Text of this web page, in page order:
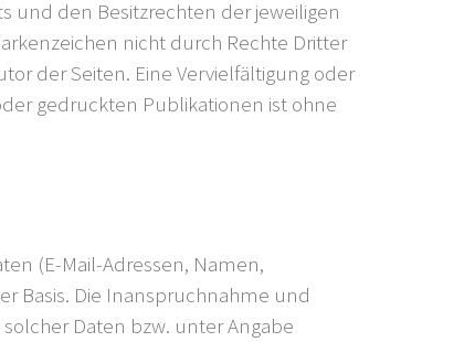
und den Besitzrechten der jeweiligen
nicht durch Rechte Dritter
der Seiten. Eine Vervielfältigung oder
gedruckten Publikationen ist ohne
(E-Mail-Adressen, Namen,
Basis. Die Inanspruchnahme und
Daten bzw. unter Angabe